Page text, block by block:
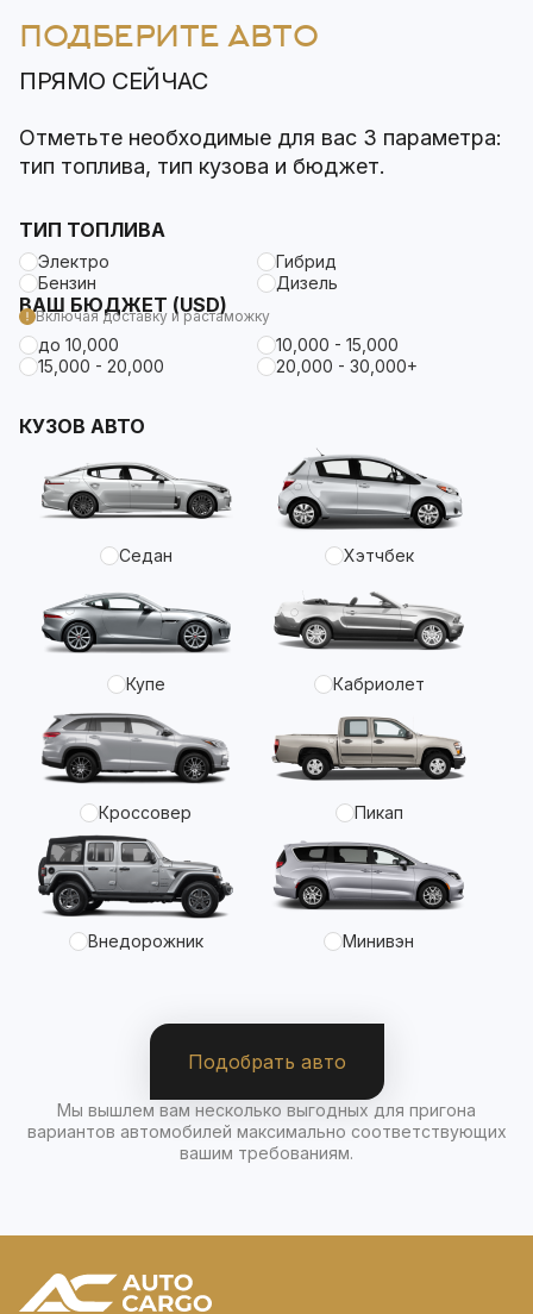
ПОДБЕРИТЕ АВТО
ПРЯМО СЕЙЧАС
Отметьте необходимые для вас 3 параметра:
тип топлива, тип кузова и бюджет.
ТИП ТОПЛИВА
Электро
Гибрид
Бензин
Дизель
ВАШ БЮДЖЕТ (USD)
Включая доставку и растаможку
до 10,000
10,000 - 15,000
15,000 - 20,000
20,000 - 30,000+
КУЗОВ АВТО
Седан Хэтчбек
Купе Кабриолет
Кроссовер Пикап
Внедорожник Минивэн
Подобрать авто
Мы вышлем вам несколько выгодных для пригона
вариантов автомобилей максимально соответствующих
вашим требованиям.